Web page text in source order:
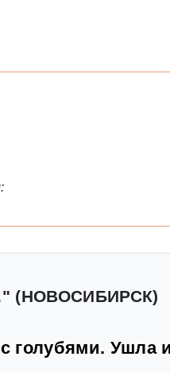
(НОВОСИБИРСК)
голубями. Ушла